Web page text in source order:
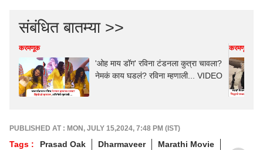
संबंधित बातम्या >>
करमणूक
'ओह माय डॉग' रविना टंडनला कुत्रा चावला?
नेमकं काय घडलं? रविना म्हणाली... VIDEO
करमणूक
PUBLISHED AT : MON, JULY 15,2024, 7:48 PM (IST)
Tags : Prasad Oak Dharmaveer
Marathi Movie